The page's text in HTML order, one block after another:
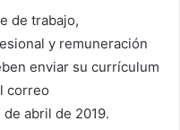
de trabajo,
y remuneración
enviar su currículum
correo
de abril de 2019.